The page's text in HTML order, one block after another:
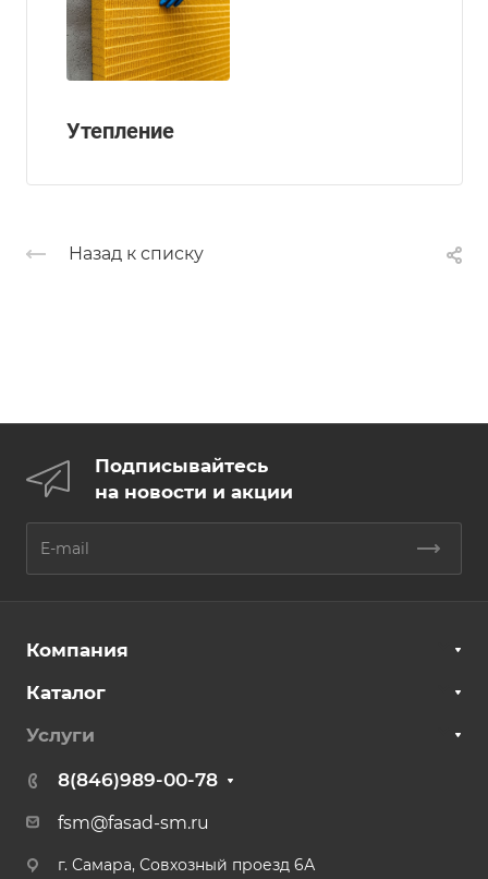
Утепление
Назад к списку
Подписывайтесь
на новости и акции
Компания
Каталог
Услуги
8(846)989-00-78
fsm@fasad-sm.ru
г. Самара, Совхозный проезд 6А